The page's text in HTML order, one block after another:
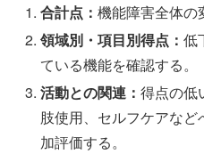
合計点：機能障害全体の
領域別・項目別得点：低
ている機能を確認する。
活動との関連：得点の低
肢使用、セルフケアな
加評価する。